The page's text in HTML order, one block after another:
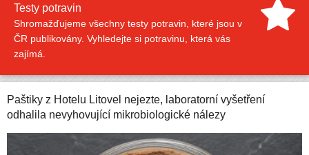
Testy potravin
Shromažďujeme všechny testy potravin, které jsou v
ČR publikovány. Vyhledejte si potravinu, která vás
zajímá.
Paštiky z Hotelu Litovel nejezte, laboratorní vyšetření
odhalila nevyhovující mikrobiologické nálezy